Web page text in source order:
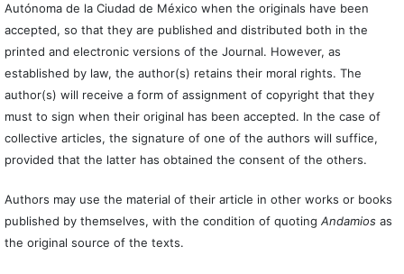
Autónoma de la Ciudad de México when the originals have been
accepted, so that they are published and distributed both in the
printed and electronic versions of the Journal. However, as
established by law, the author(s) retains their moral rights. The
author(s) will receive a form of assignment of copyright that they
must to sign when their original has been accepted. In the case of
collective articles, the signature of one of the authors will suffice,
provided that the latter has obtained the consent of the others.
Authors may use the material of their article in other works or books
published by themselves, with the condition of quoting Andamiosas
the original source of the texts.